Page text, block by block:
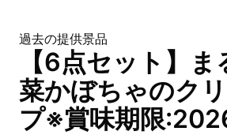
過去の提供景品
【6点セット】
菜かぼちゃのク
プ※賞味期限